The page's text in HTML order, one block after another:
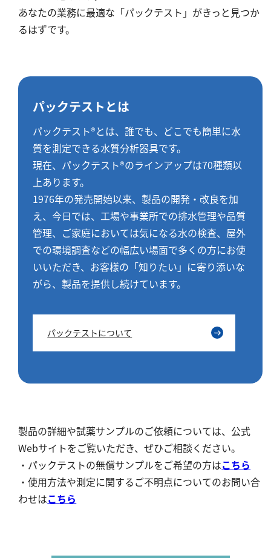
あなたの業務に最適な「パックテスト」がきっと見つか
るはずです。
パックテストとは
パックテスト®とは、誰でも、どこでも簡単に水
質を測定できる水質分析器具です。
現在、パックテスト®のラインアップは70種類以
上あります。
1976年の発売開始以来、製品の開発・改良を加
え、今日では、工場や事業所での排水管理や品質
管理、ご家庭においては気になる水の検査、屋外
での環境調査などの幅広い場面で多くの方にお使
いいただき、お客様の「知りたい」に寄り添いな
がら、製品を提供し続けています。
パックテストについて
製品の詳細や試薬サンプルのご依頼については、公式
Webサイトをご覧いただき、ぜひご相談ください。
・パックテストの無償サンプルをご希望の方はこちら
・使用方法や測定に関するご不明点についてのお問い合
わせはこちら